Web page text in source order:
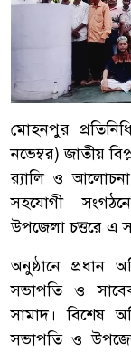
মোহনপুর
নভেম্বর) জাতীয়
র‍্যালি ও
সহযোগী
উপজেলা চত্তরে এ
অনুষ্ঠানে প্রধান
সভাপতি ও
সামাদ। বিশেষ
সভাপতি ও